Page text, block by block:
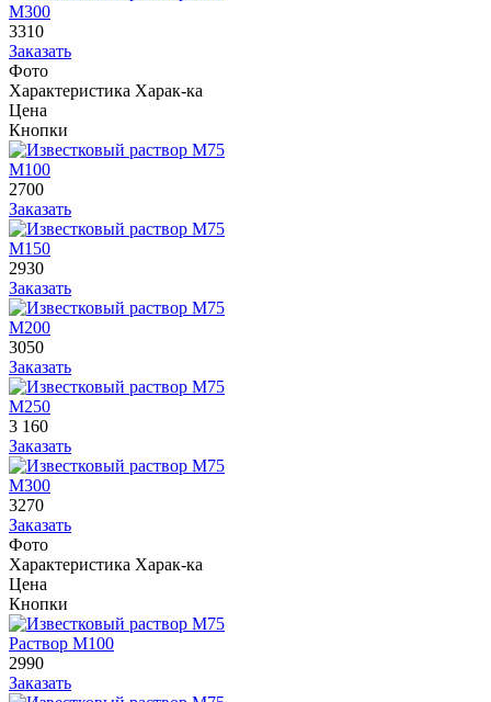
М300
3310
Заказать
Фото
Характеристика Харак-ка
Цена
Кнопки
М100
2700
Заказать
М150
2930
Заказать
М200
3050
Заказать
М250
3 160
Заказать
М300
3270
Заказать
Фото
Характеристика Харак-ка
Цена
Кнопки
Раствор М100
2990
Заказать